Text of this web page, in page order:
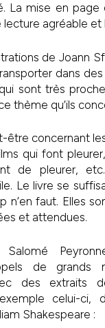
La mise en page
agréable et
de Joann
dans
sont très
thème qu’ils
être concernant
qui font
de pleurer,
Le livre se
n’en faut. Elles
et attendues.
Salomé
de grands
des extraits
celui-ci,
Shakespeare :